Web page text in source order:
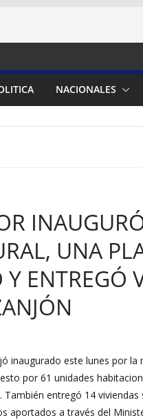
NACIONALES
UNA
ENTREGÓ
inaugurado este lunes por
por 61 unidades
También entregó 14
aportados a través del